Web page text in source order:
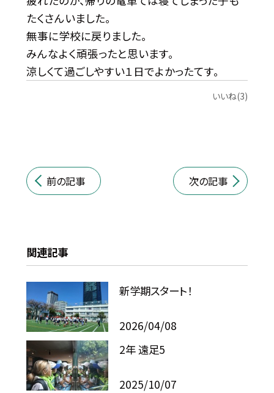
たくさんいました。
無事に学校に戻りました。
みんなよく頑張ったと思います。
涼しくて過ごしやすい１日でよかったてす。
いいね(3)
前の記事 次の記事
関連記事
新学期スタート！
2026/04/08
2年 遠足5
2025/10/07